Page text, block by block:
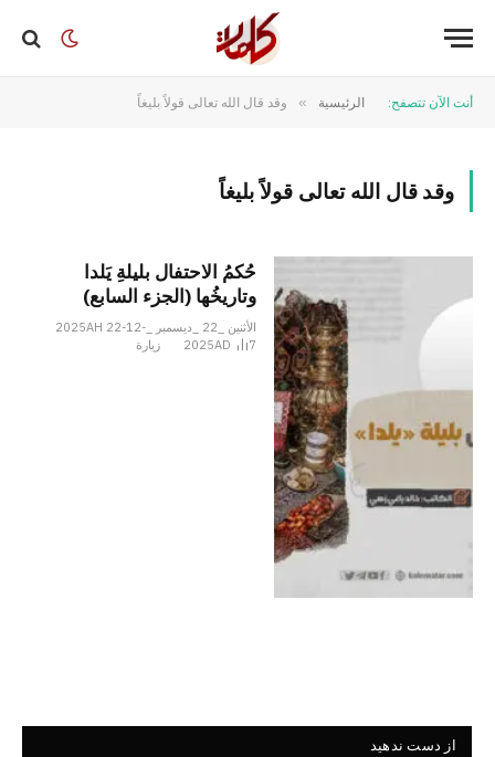
أنت الآن تتصفح: الرئيسية » وقد قال الله تعالى قولاً بليغاً
وقد قال الله تعالى قولاً بليغاً
حُكمُ الاحتفال بليلةِ يَلدا
وتاريخُها (الجزء السابع)
الأثنين _22 _ديسمبر _2025AH 22-12-
2025AD
7 زيارة
از دست ندهید